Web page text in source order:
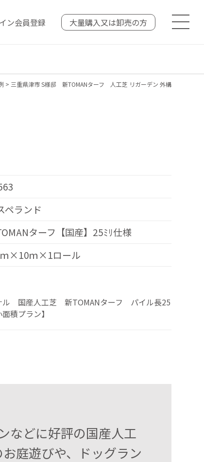
ン会員登録 大量購入又は卸売の方
> 三重県津市 S様邸 新TOMANターフ 人工芝 リガーデン 外構
ペランド
ターフ【国産】25ﾐﾘ仕様
×10ｍ×1ロール
ル 国産人工芝 新TOMANターフ パイル長25
積プラン】
などに好評の国産人工
庭遊びや、ドッグラン